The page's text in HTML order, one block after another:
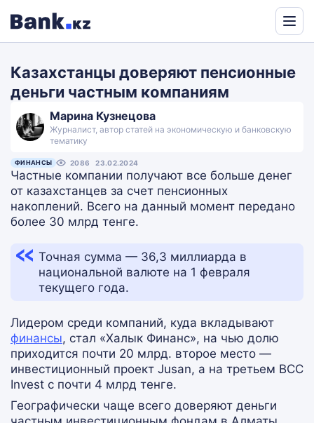
Translate
Казахстанцы доверяют пенсионные
деньги частным компаниям
Марина Кузнецова
Журналист, автор статей на экономическую и банковскую
тематику
ФИНАНСЫ 2086 23.02.2024
Частные компании получают все больше денег
от казахстанцев за счет пенсионных
накоплений. Всего на данный момент передано
более 30 млрд тенге.
Точная сумма — 36,3 миллиарда в
национальной валюте на 1 февраля
текущего года.
Лидером среди компаний, куда вкладывают
финансы, стал «Халык Финанс», на чью долю
приходится почти 20 млрд. второе место —
инвестиционный проект Jusan, а на третьем ВСС
Invest с почти 4 млрд тенге.
Географически чаще всего доверяют деньги